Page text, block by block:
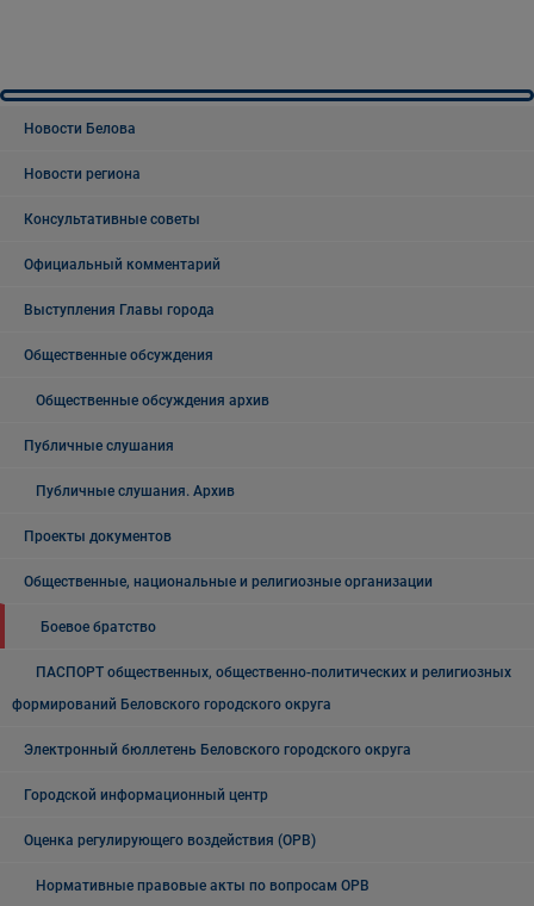
Новости Белова
Новости региона
Консультативные советы
Официальный комментарий
Выступления Главы города
Общественные обсуждения
Общественные обсуждения архив
Публичные слушания
Публичные слушания. Архив
Проекты документов
Общественные, национальные и религиозные организации
Боевое братство
ПАСПОРТ общественных, общественно-политических и религиозных
формирований Беловского городского округа
Электронный бюллетень Беловского городского округа
Городской информационный центр
Оценка регулирующего воздействия (ОРВ)
Нормативные правовые акты по вопросам ОРВ